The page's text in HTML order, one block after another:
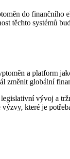
do
systémů
a platform
změnit globální
vývoj a
které je